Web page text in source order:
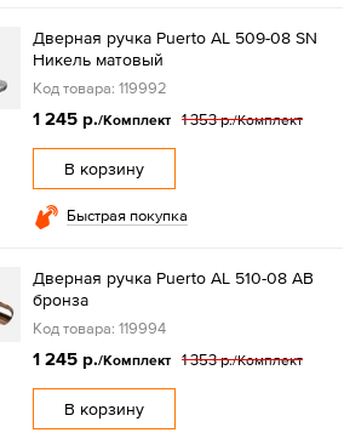
Дверная ручка Puerto AL 509-08 SN
Никель матовый
Код товара: 119992
1 245 р./Комплект 1 353 р./Комплект
В корзину
Быстрая покупка
Дверная ручка Puerto AL 510-08 AB
бронза
Код товара: 119994
1 245 р./Комплект 1 353 р./Комплект
В корзину